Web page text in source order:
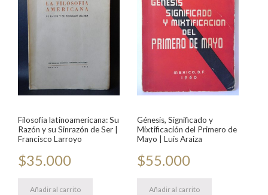
Filosofía latinoamericana: Su
Razón y su Sinrazón de Ser |
Francisco Larroyo
$35.000
Añadir al carrito
Génesis, Significado y
Mixtificación del Primero de
Mayo | Luis Araiza
$55.000
Añadir al carrito